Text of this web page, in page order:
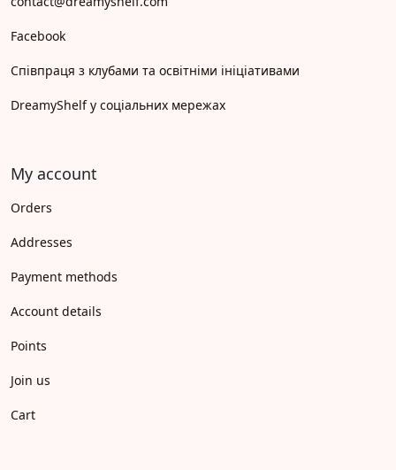
Facebook
Співпраця з клубами та освітніми ініціативами
DreamyShelf у соціальних мережах
My account
Orders
Addresses
Payment methods
Account details
Points
Join us
Cart